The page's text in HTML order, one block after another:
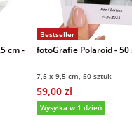
cm -
Bestseller
fotoGrafie Polaroid -
7,5 x 9,5 cm, 50 sztuk
59,00 zł
Wysyłka w 1 dzień